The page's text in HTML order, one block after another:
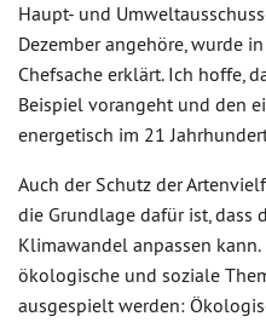
Haupt- und
Dezember angehöre, wurde
Chefsache erklärt. Ich hoffe,
Beispiel vorangeht und den
energetisch im 21
Auch der Schutz der
die Grundlage dafür ist, dass
Klimawandel anpassen
ökologische und soziale
ausgespielt werden: